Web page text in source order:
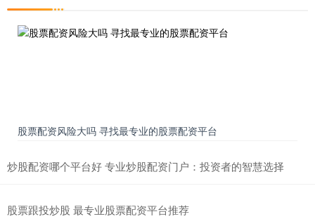
股票配资风险大吗 寻找最专业的股票配资平台
炒股配资哪个平台好 专业炒股配资门户：投资者的智慧选择
股票跟投炒股 最专业股票配资平台推荐